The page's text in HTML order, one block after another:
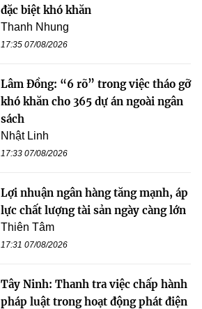
đặc biệt khó khăn
Thanh Nhung
17:35 07/08/2026
Lâm Đồng: “6 rõ” trong việc tháo gỡ
khó khăn cho 365 dự án ngoài ngân
sách
Nhật Linh
17:33 07/08/2026
Lợi nhuận ngân hàng tăng mạnh, áp
lực chất lượng tài sản ngày càng lớn
Thiên Tâm
17:31 07/08/2026
Tây Ninh: Thanh tra việc chấp hành
pháp luật trong hoạt động phát điện